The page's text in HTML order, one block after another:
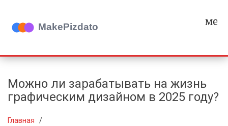
Можно ли зарабатывать на жизнь
графическим дизайном в 2025 году?
Главная